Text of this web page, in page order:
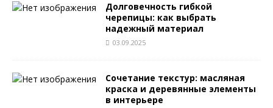
Долговечность гибкой
черепицы: как выбрать
надежный материал
03.09.2025
Сочетание текстур: масляная
краска и деревянные элементы
в интерьере